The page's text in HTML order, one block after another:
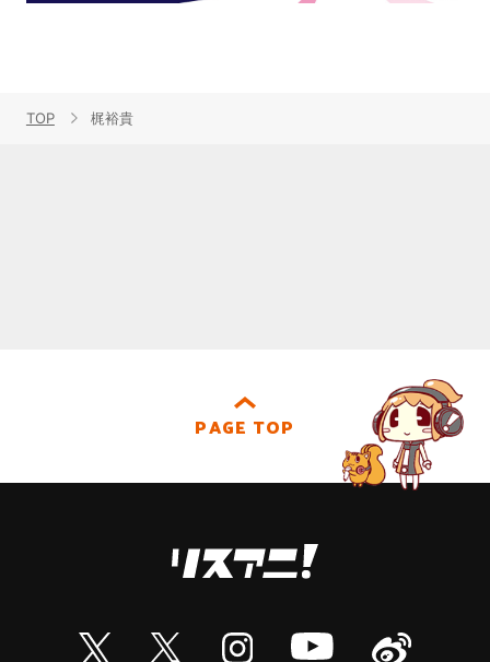
TOP 梶裕貴
PAGE TOP